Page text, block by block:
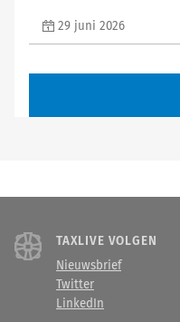
29 juni 2026
TAXLIVE VOLGEN
Nieuwsbrief
Twitter
LinkedIn